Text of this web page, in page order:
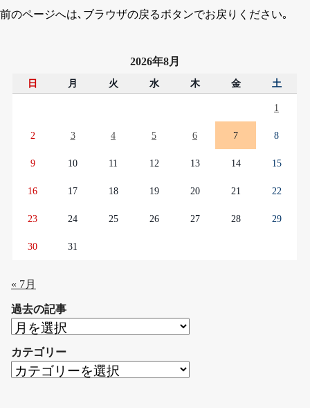
前のページへは､ブラウザの戻るボタンでお戻りください｡
2026年8月
日 月 火 水 木 金 土
1
2 3 4 5 6 7 8
9 10 11 12 13 14 15
16 17 18 19 20 21 22
23 24 25 26 27 28 29
30 31
« 7月
過去の記事
過
の
記
カテゴリー
カ